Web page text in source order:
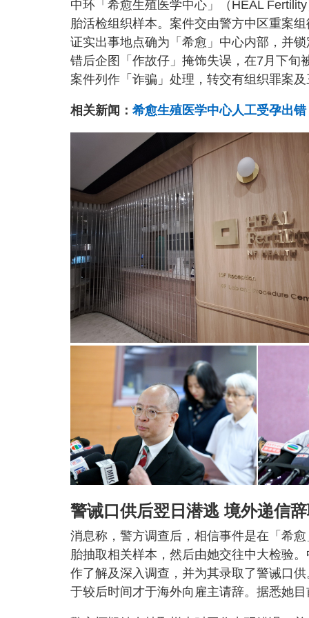
t
e
e
d
:
6
8
2
%
中环「希愈生殖医学中心」（HEAL
胎活检组织样本。案件交由警方中区重案
证实出事地点确为「希愈」中心内部，并
错后企图「作故仔」掩饰失误，在7月下旬
案件列作「诈骗」处理，转交有组织罪案
相关新闻： 希愈生殖医学中心人工受孕出
警诫口供后翌日潜逃 境外递信
消息称，警方调查后，相信事件是在「希
胎抽取相关样本，然后由她交往中大检验
作了解及深入调查，并为其录取了警诫口
于较后时间才于海外向雇主请辞。据悉她目